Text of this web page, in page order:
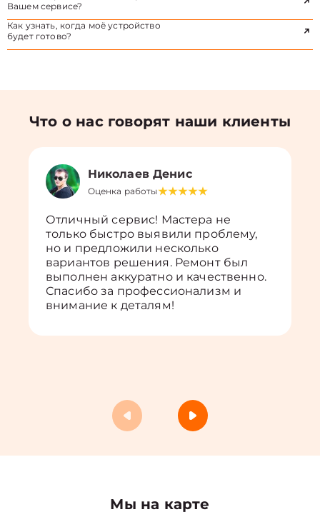
Вашем сервисе?
Как узнать, когда моё устройство
будет готово?
Что о нас говорят наши клиенты
Николаев Денис
Оценка работы
Отличный сервис! Мастера не
только быстро выявили проблему,
но и предложили несколько
вариантов решения. Ремонт был
выполнен аккуратно и качественно.
Спасибо за профессионализм и
внимание к деталям!
Мы на карте